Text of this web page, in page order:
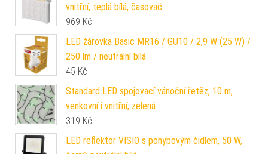
vnitřní, teplá bílá, časovač
969 Kč
LED žárovka Basic MR16 / GU10 / 2,9 W (25 W) /
250 lm / neutrální bílá
45 Kč
Standard LED spojovací vánoční řetěz, 10 m,
venkovní i vnitřní, zelená
319 Kč
LED reflektor VISIO s pohybovým čidlem, 50 W,